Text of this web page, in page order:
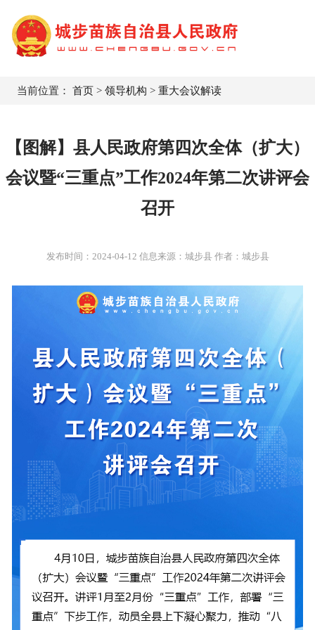
当前位置：首页 >领导机构 >重大会议解读
【图解】县人民政府第四次全体（扩大）
会议暨“三重点”工作2024年第二次讲评会
召开
发布时间： 2024-04-12 信息来源：城步县 作者：城步县